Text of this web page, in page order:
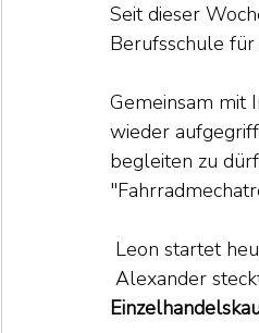
Seit dieser
Berufsschule
Gemeinsam mit
wieder
begleiten zu
Leon startet
Alexander